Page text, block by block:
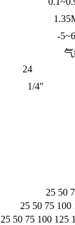
-
气
24
1/4"
25 50
25 50 75 100
25 50 75 100 125